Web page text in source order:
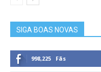
SIGA BOAS NOVAS
998,225 Fãs